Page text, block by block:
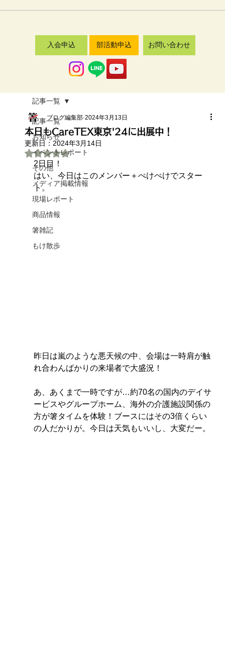
お問い合わせ
部活動申込
入会申込
記事一覧
お知らせ
イベントレポート
その他
メディア掲載情報
現場レポート
商品情報
箸雑記
もけ散歩
記事一覧
本日もCareTEX東京'24に出展中！
ブログ編集部 2024年3月13日
更新日： 2024年3月14日
5つ星のうちNaNと評価されています。
2日目！
はい、今日はこのメンバー＋ぺけぺけでスター
ト。
昨日は嵐のような悪天候の中、会場は一時肩が触
れ合わんばかりの来場者で大盛況！
あ、あくまで一時ですが…約70名の国内のデイサ
ービスやグループホーム、海外の介護施設関係の
方が箸タイムを体験！ブースにはその3倍くらい
の人だかりが。今日は天気もいいし、大変だー。